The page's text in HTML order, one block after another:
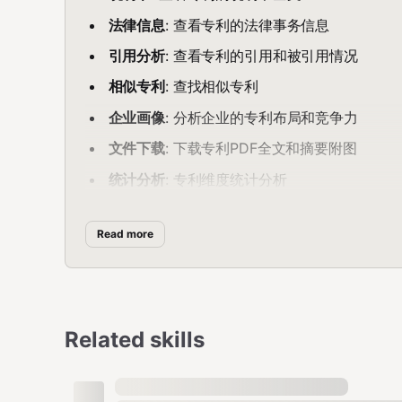
法律信息: 查看专利的法律事务信息
引用分析: 查看专利的引用和被引用情况
相似专利 : 查找相似专利
企业画像: 分析企业的专利布局和竞争力
文件下载: 下载专利PDF全文和摘要附图
统计分析: 专利维度统计分析
著作权搜索
商标搜索: 商标信息搜索
自动安装
Read more
Related skills